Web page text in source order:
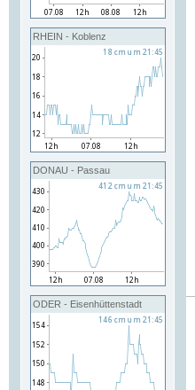
RHEIN - Koblenz
DONAU - Passau
ODER - Eisenhüttenstadt